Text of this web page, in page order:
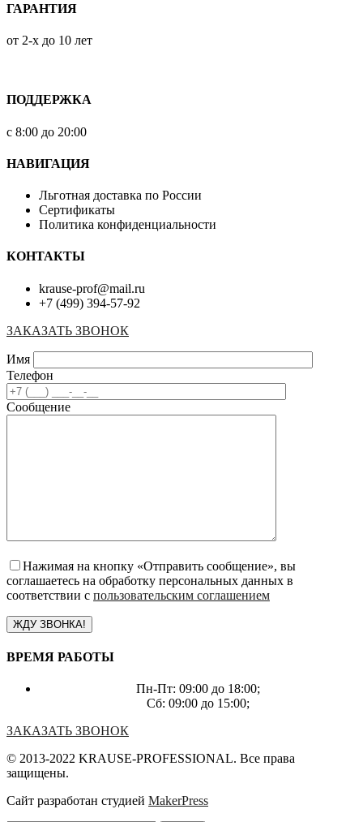
ГАРАНТИЯ
от 2-х до 10 лет
ПОДДЕРЖКА
с 8:00 до 20:00
НАВИГАЦИЯ
Льготная доставка по России
Сертификаты
Политика конфиденциальности
КОНТАКТЫ
krause-prof@mail.ru
+7 (499) 394-57-92
ЗАКАЗАТЬ ЗВОНОК
Имя
Телефон
Сообщение
Нажимая на кнопку «Отправить сообщение», вы
соглашаетесь на обработку персональных данных в
соответствии с пользовательским соглашением
ВРЕМЯ РАБОТЫ
Пн-Пт: 09:00 до 18:00;
Сб: 09:00 до 15:00;
ЗАКАЗАТЬ ЗВОНОК
© 2013-2022 KRAUSE-PROFESSIONAL. Все права
защищены.
Сайт разработан студией MakerPress